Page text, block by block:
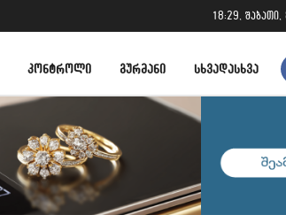
18:29,
ᲙᲝᲜᲢᲠᲝᲚᲘ ᲒᲣᲠᲛᲐᲜᲘ ᲡᲮᲕᲐᲓᲐᲡᲮᲕᲐ